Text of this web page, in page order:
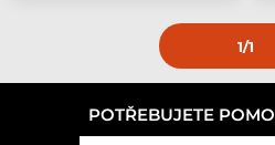
1/1
POTŘEBUJETE